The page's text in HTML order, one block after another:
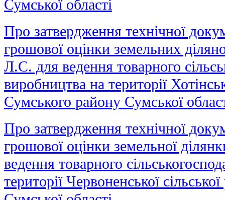
Сумської області
Про затвердження технічної
грошової оцінки земельних
Л.С. для ведення товарного
виробництва на території
Сумського району Сумської
Про затвердження технічної
грошової оцінки земельної
ведення товарного
території Червоненської